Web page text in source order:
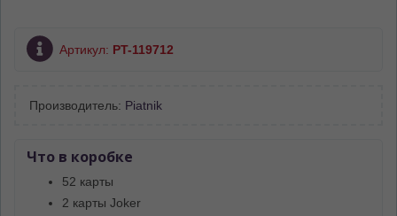
Артикул: PT-119712
Производитель: Piatnik
Что в коробке
52 карты
2 карты Joker